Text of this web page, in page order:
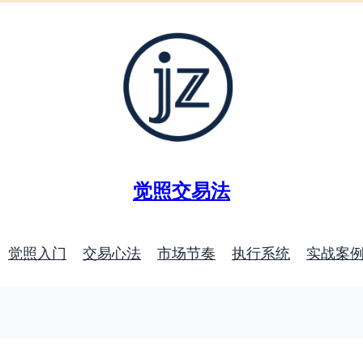
觉照交易法
觉照入门 交易心法 市场节奏 执行系统 实战案